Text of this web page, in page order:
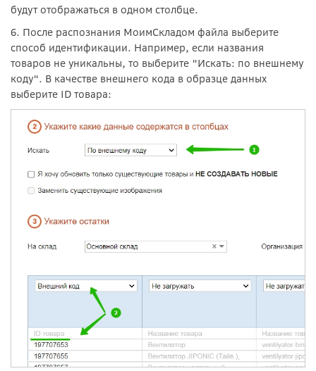
будут отображаться в одном столбце.
6. После распознания МоимСкладом файла выберите
способ идентификации. Например, если названия
товаров не уникальны, то выберите "Искать: по внешнему
коду". В качестве внешнего кода в образце данных
выберите ID товара: